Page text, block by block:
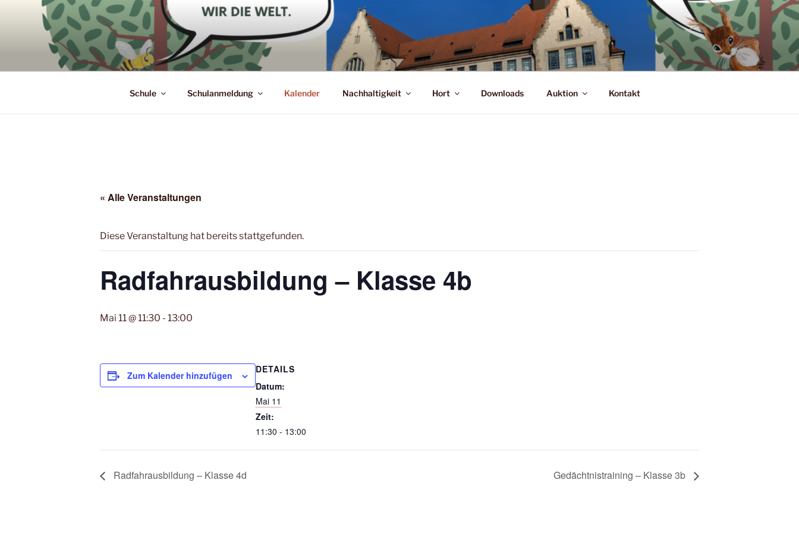
Schule Schulanmeldung Kalender Nachhaltigkeit Hort Downloads Auktion Kontakt
« Alle Veranstaltungen
Diese Veranstaltung hat bereits stattgefunden.
Radfahrausbildung – Klasse 4b
Mai 11 @ 11:30 - 13:00
Zum Kalender hinzufügen
DETAILS
Datum:
Mai 11
Zeit:
11:30 - 13:00
Radfahrausbildung – Klasse 4d Gedächtnistraining – Klasse 3b